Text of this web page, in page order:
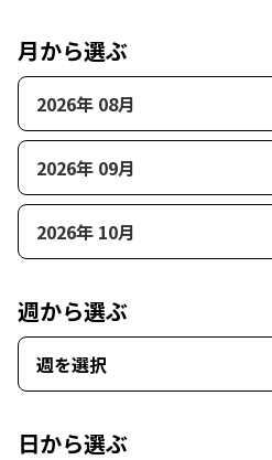
月から選ぶ
2026年 08月
2026年 09月
2026年 10月
週から選ぶ
週を選択
日から選ぶ